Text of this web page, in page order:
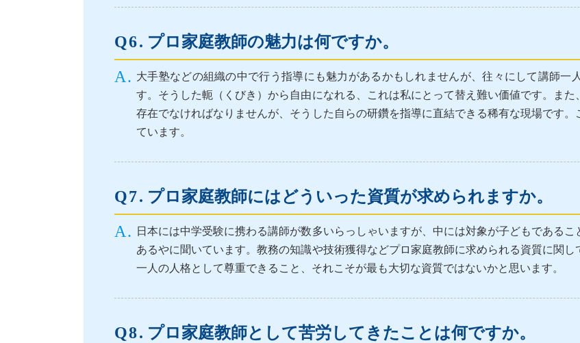
プロ家庭教師の魅力は何ですか。
大手塾などの組織の中で行う指導にも魅力があるかもしれませんが、往々にして講師一
す。そうした軛（くびき）から自由になれる、これは私にとって替え難い価値です。ま
存在でなければなりませんが、そうした自らの研鑽を指導に直結できる稀有な現場です
ています。
プロ家庭教師にはどういった資質が求められますか。
日本には中学受験に携わる講師が数多いらっしゃいますが、中には対象が子どもである
あるやに聞いています。教務の知識や技術獲得などプロ家庭教師に求められる資質に関
一人の人格として尊重できること、それこそが最も大切な資質ではないかと思います。
プロ家庭教師として苦労してきたことは何ですか。